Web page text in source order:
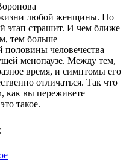
любой женщины. Но
этап страшит. И чем ближе
тем больше
половины человечества
менопаузе. Между тем,
время, и симптомы его
отличаться. Так что
как вы переживете
такое.